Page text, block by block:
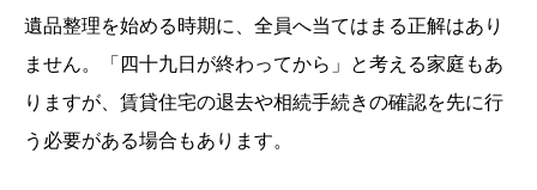
遺品整理を始める時期に、全員へ当てはまる正解はあり
ません。「四十九日が終わってから」と考える家庭もあ
りますが、賃貸住宅の退去や相続手続きの確認を先に行
う必要がある場合もあります。